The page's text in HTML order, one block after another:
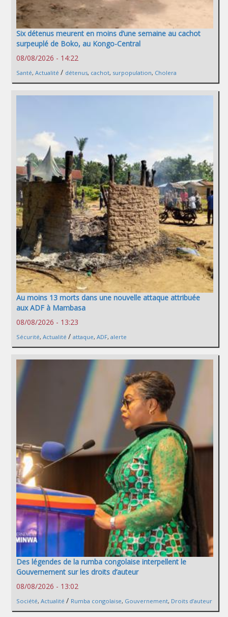
Six détenus meurent en moins d’une semaine au cachot
surpeuplé de Boko, au Kongo-Central
08/08/2026 - 14:22
Santé, Actualité / détenus, cachot, surpopulation, Cholera
Au moins 13 morts dans une nouvelle attaque attribuée
aux ADF à Mambasa
08/08/2026 - 13:23
Sécurité, Actualité / attaque, ADF, alerte
Des légendes de la rumba congolaise interpellent le
Gouvernement sur les droits d’auteur
08/08/2026 - 13:02
Société, Actualité / Rumba congolaise, Gouvernement, Droits d’auteur